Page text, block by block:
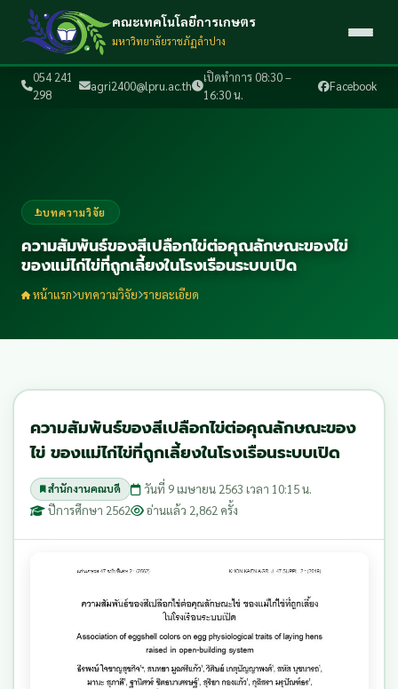
054 241
298
agri2400@lpru.ac.th
เปิดทำการ 08:30 –
16:30 น.
Facebook
คณะเทคโนโลยีการเกษตร
มหาวิทยาลัยราชภัฏลำปาง
บทความวิจัย
ความสัมพันธ์ของสีเปลือกไข่ต่อคุณลักษณะของไข่
ของแม่ไก่ไข่ที่ถูกเลี้ยงในโรงเรือนระบบเปิด
หน้าแรก บทความวิจัย รายละเอียด
ความสัมพันธ์ของสีเปลือกไข่ต่อคุณลักษณะของ
ไข่ ของแม่ไก่ไข่ที่ถูกเลี้ยงในโรงเรือนระบบเปิด
สำนักงานคณบดี
วันที่ 9 เมษายน 2563 เวลา 10:15 น.
ปีการศึกษา 2562
อ่านแล้ว 2,862 ครั้ง